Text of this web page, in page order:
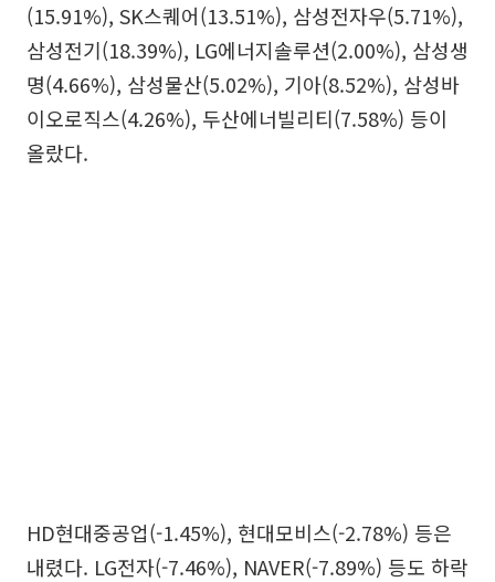
(15.91%), SK스퀘어(13.51%), 삼성전자우(5.71%),
삼성전기(18.39%), LG에너지솔루션(2.00%), 삼성생
명(4.66%), 삼성물산(5.02%), 기아(8.52%), 삼성바
이오로직스(4.26%), 두산에너빌리티(7.58%) 등이
올랐다.
HD현대중공업(-1.45%), 현대모비스(-2.78%) 등은
내렸다. LG전자(-7.46%), NAVER(-7.89%) 등도 하락